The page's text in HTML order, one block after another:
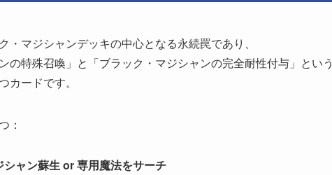
・マジシャンデッキの中心となる永続罠であり、
の特殊召喚」と「ブラック・マジシャンの完全耐性付与」という
カードです。
：
ャン蘇生 or 専用魔法をサーチ